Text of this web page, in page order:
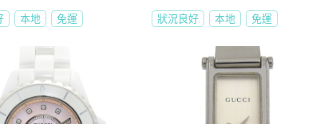
本地 免運 狀況良好 本地 免運